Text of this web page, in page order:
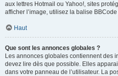
aux lettres Hotmail ou Yahoo!, sites
afficher l’image, utilisez la balise BBCode
Haut
Que sont les annonces globales ?
Les annonces globales contiennent des
devez lire dès que possible. Elles
dans votre panneau de l’utilisateur. La